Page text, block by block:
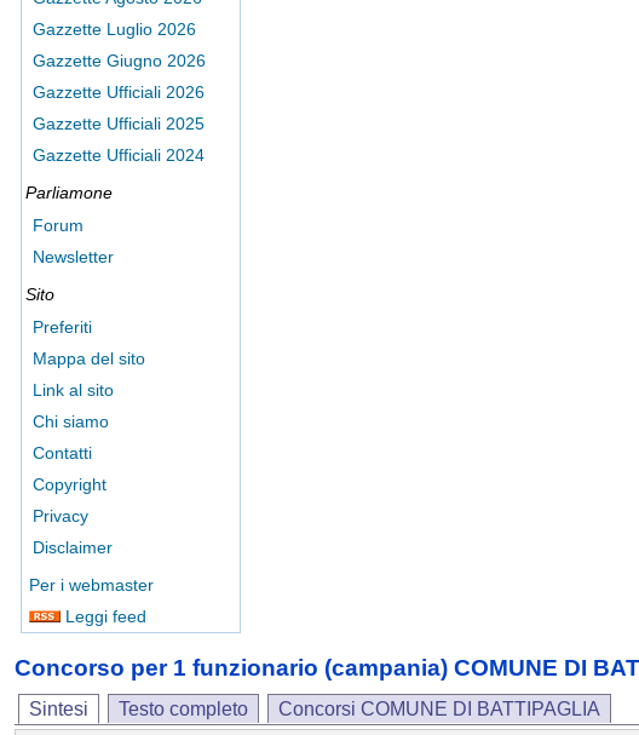
Gazzette Luglio 2026
Gazzette Giugno 2026
Gazzette Ufficiali 2026
Gazzette Ufficiali 2025
Gazzette Ufficiali 2024
Parliamone
Forum
Newsletter
Sito
Preferiti
Mappa del sito
Link al sito
Chi siamo
Contatti
Copyright
Privacy
Disclaimer
Per i webmaster
Leggi feed
Concorso per 1 funzionario (campania) COMUNE DI
Sintesi Testo completo Concorsi COMUNE DI BATTIPAGLIA